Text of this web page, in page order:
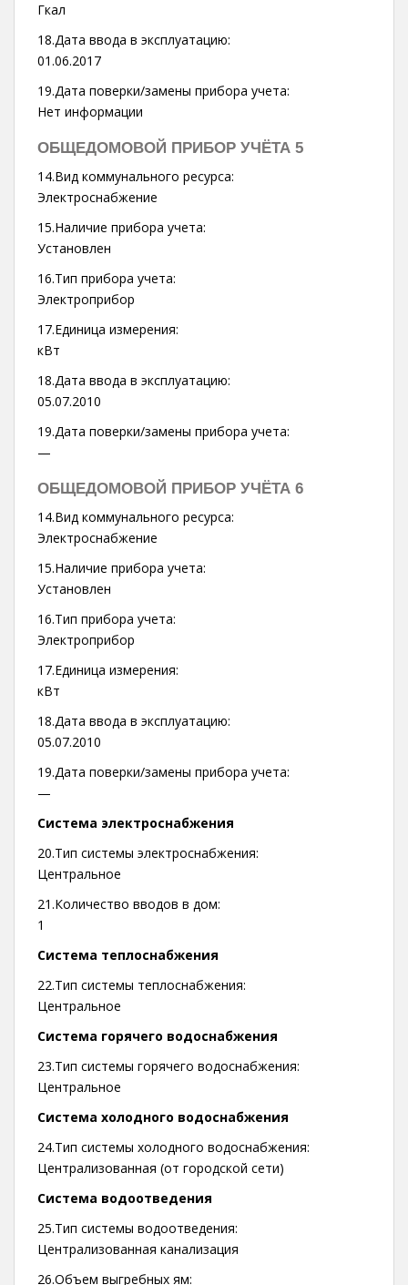
Гкал
18.Дата ввода в эксплуатацию:
01.06.2017
19.Дата поверки/замены прибора учета:
Нет информации
ОБЩЕДОМОВОЙ ПРИБОР УЧЁТА 5
14.Вид коммунального ресурса:
Электроснабжение
15.Наличие прибора учета:
Установлен
16.Тип прибора учета:
Электроприбор
17.Единица измерения:
кВт
18.Дата ввода в эксплуатацию:
05.07.2010
19.Дата поверки/замены прибора учета:
—
ОБЩЕДОМОВОЙ ПРИБОР УЧЁТА 6
14.Вид коммунального ресурса:
Электроснабжение
15.Наличие прибора учета:
Установлен
16.Тип прибора учета:
Электроприбор
17.Единица измерения:
кВт
18.Дата ввода в эксплуатацию:
05.07.2010
19.Дата поверки/замены прибора учета:
—
Система электроснабжения
20.Тип системы электроснабжения:
Центральное
21.Количество вводов в дом:
1
Система теплоснабжения
22.Тип системы теплоснабжения:
Центральное
Система горячего водоснабжения
23.Тип системы горячего водоснабжения:
Центральное
Система холодного водоснабжения
24.Тип системы холодного водоснабжения:
Централизованная (от городской сети)
Система водоотведения
25.Тип системы водоотведения:
Централизованная канализация
26.Объем выгребных ям: